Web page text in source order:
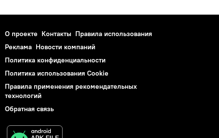
О проекте Контакты Правила использования
Реклама Новости компаний
Политика конфиденциальности
Политика использования Cookie
Правила применения рекомендательных
технологий
Обратная связь